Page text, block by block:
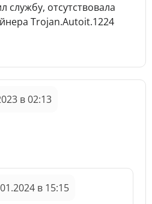
службу, отсутствовала
Trojan.Autoit.1224
в 02:13
в 15:15